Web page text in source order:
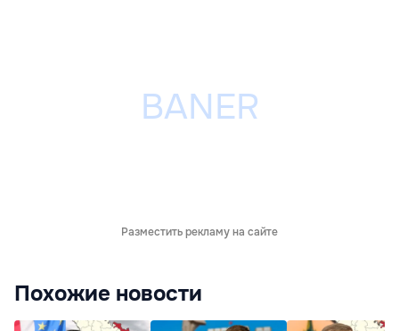
Разместить рекламу на сайте
Похожие новости